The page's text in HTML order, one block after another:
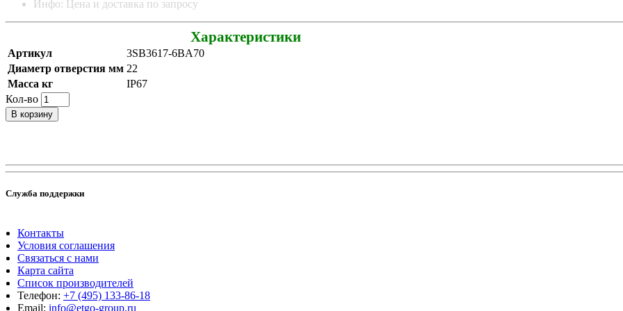
Инфо: Цена и доставка по запросу
Характеристики
Артикул
3SB3617-6BA70
Диаметр отверстия мм 22
Масса кг
IP67
Кол-во
В корзину
Служба поддержки
Контакты
Условия соглашения
Связаться с нами
Карта сайта
Список производителей
Телефон: +7 (495) 133-86-18
Email: info@etgo-group.ru